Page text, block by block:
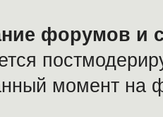
форумов и
момент на